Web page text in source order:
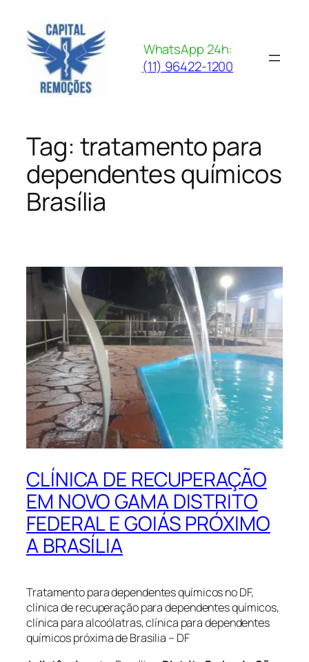
para
conteúdo
WhatsApp 24h:
(11) 96422-1200
Tag: tratamento para
dependentes químicos
Brasília
CLÍNICA DE RECUPERAÇÃO
EM NOVO GAMA DISTRITO
FEDERAL E GOIÁS PRÓXIMO
A BRASÍLIA
Tratamento para dependentes químicos no DF,
clínica de recuperação para dependentes químicos,
clínica para alcoólatras, clínica para dependentes
químicos próxima de Brasilia – DF